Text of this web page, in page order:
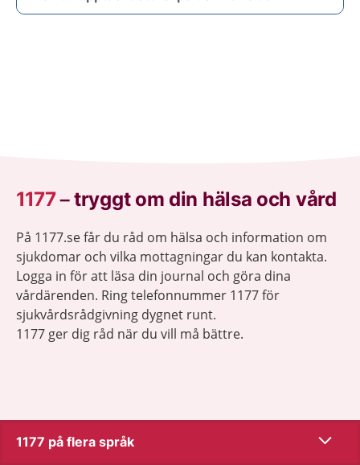
1177–tryggt om din hälsa och vård
På 1177.se får du råd om hälsa och information om
sjukdomar och vilka mottagningar du kan kontakta.
Logga in för att läsa din journal och göra dina
vårdärenden. Ring telefonnummer 1177 för
sjukvårdsrådgivning dygnet runt.
1177 ger dig råd när du vill må bättre.
1177 på flera språk Visa